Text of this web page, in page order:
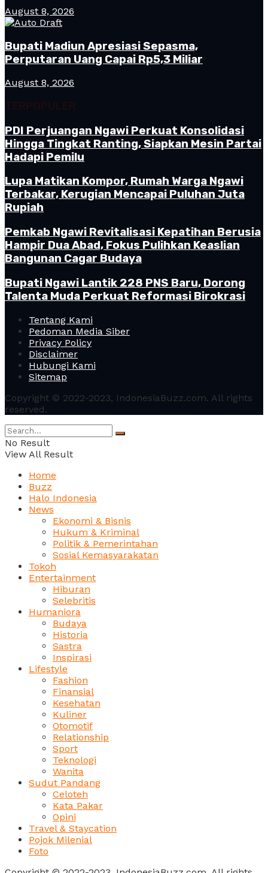
August 8, 2026
Bupati Madiun Apresiasi Sepasma,
Perputaran Uang Capai Rp5,3 Miliar
August 8, 2026
TERPOPULER
PDI Perjuangan Ngawi Perkuat Konsolidasi
Hingga Tingkat Ranting, Siapkan Mesin Partai
Hadapi Pemilu
Lupa Matikan Kompor, Rumah Warga Ngawi
Terbakar, Kerugian Mencapai Puluhan Juta
Rupiah
Pemkab Ngawi Revitalisasi Kepatihan Berusia
Hampir Dua Abad, Fokus Pulihkan Keaslian
Bangunan Cagar Budaya
Bupati Ngawi Lantik 228 PNS Baru, Dorong
Talenta Muda Perkuat Reformasi Birokrasi
Tentang Kami
Pedoman Media Siber
Privacy Policy
Disclaimer
Hubungi Kami
Sitemap
Copyright © 2022-2023, IndonesiaBuzz.com. All rights
reserved.
No Result
View All Result
Home
Buzz
Halo Indonesia
News
Ekonomi & Bisnis
Hukum & Kriminal
Politik & Pemerintahan
Sosial Kemasyarakatan
Tokoh
Entertainment
Hiburan
Selebritis
Humaniora
Budaya
Historia
Sastra
Inspirasi
Lifestyle
Fashion
Finansial
Kesehatan
Kuliner
Otomotif
Relationship
Sport
Teknologi
Wanita
Sudut Pandang
Celoteh
Kata Pakar
Opini
Travel & Staycation
Pojok Milenial
Foto